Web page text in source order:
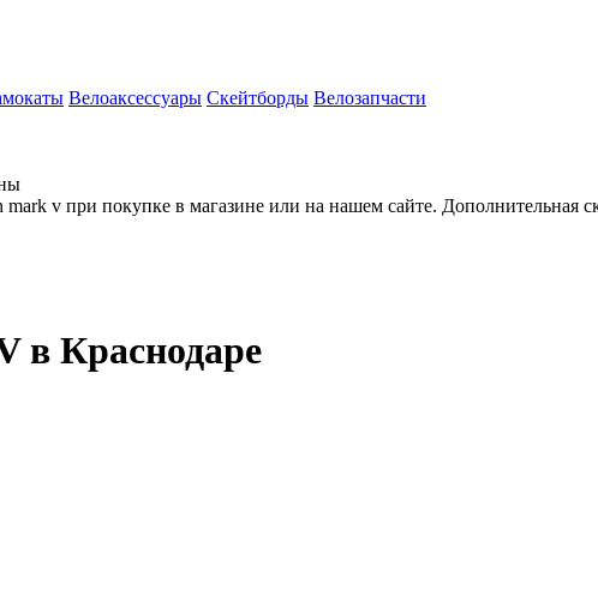
Велоаксессуары Скейтборды Велозапчасти
mark v при покупке в магазине или на нашем сайте. Дополнительная
в Краснодаре